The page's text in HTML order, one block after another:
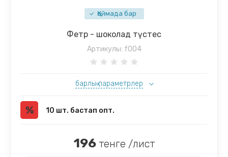
Қоймада бар
Фетр - шоколад түстес
Артикулы: f004
барлық параметрлер
10 шт. бастап опт.
196тенге /лист